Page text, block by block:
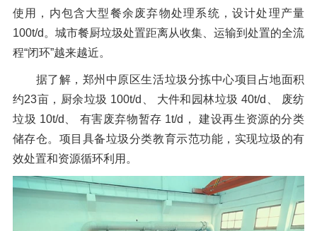
使用，内包含大型餐余废弃物处理系统，设计处理产量
100t/d。城市餐厨垃圾处置距离从收集、运输到处置的全流
程“闭环”越来越近。
据了解，郑州中原区生活垃圾分拣中心项目占地面积
约23亩，厨余垃圾 100t/d、 大件和园林垃圾 40t/d、 废纺
垃圾 10t/d、 有害废弃物暂存 1t/d， 建设再生资源的分类
储存仓。项目具备垃圾分类教育示范功能，实现垃圾的有
效处置和资源循环利用。